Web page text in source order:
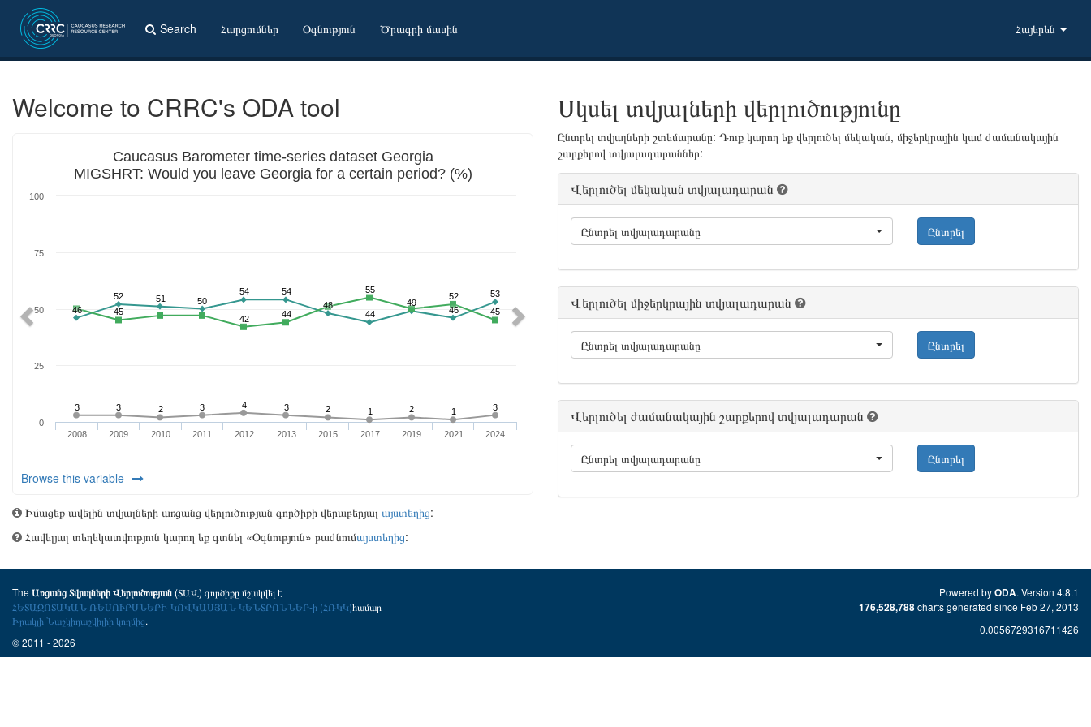
Search Հարցումներ Օգնություն Ծրագրի մասին Հայերեն
Welcome to CRRC's ODA tool
Browse this variable
Իմացեք ավելին տվյալների առցանց վերլուծության գործիքի վերաբերյալ այստեղից:
Հավելյալ տեղեկատվություն կարող եք գտնել «Օգնություն» բաժնումայստեղից:
Սկսել տվյալների վերլուծությունը
Ընտրել տվյալների շտեմարանը: Դուք կարող եք վերլուծել մեկական, միջերկրային կամ ժամանակային
շարքերով տվյալադարաններ:
Վերլուծել մեկական տվյալադարան
Ընտրել տվյալադարանը Ընտրել
Վերլուծել միջերկրային տվյալադարան
Ընտրել տվյալադարանը Ընտրել
Վերլուծել ժամանակային շարքերով տվյալադարան
Ընտրել տվյալադարանը Ընտրել
The Առցանց Տվյալների Վերլուծության(ՏԱՎ) գործիքը մշակվել է
ՀԵՏԱԶՈՏԱԿԱՆ ՌԵՍՈՒՐՍՆԵՐԻ ԿՈՎԿԱՍՅԱՆ ԿԵՆՏՐՈՆՆԵՐ-ի (ՀՌԿԿ)համար
Իրակլի Նաշկիդաշվիլիի կողմից.
© 2011 - 2026
Powered byODA. Version 4.8.1
176,528,788charts generated since Feb 27, 2013
0.0056729316711426